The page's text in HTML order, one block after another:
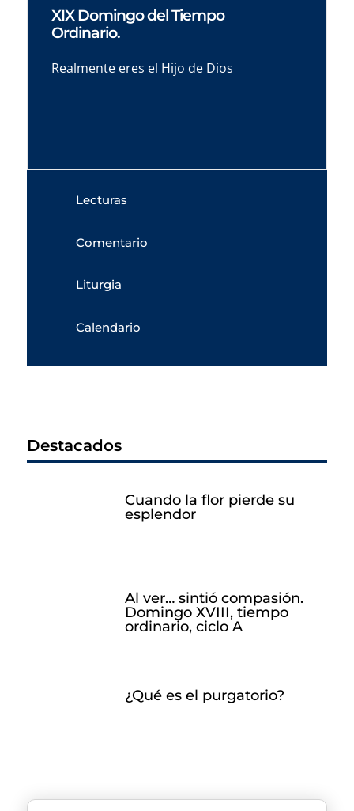
XIX Domingo del Tiempo
Ordinario.
Realmente eres el Hijo de Dios
Lecturas
Comentario
Liturgia
Calendario
Destacados
Cuando la flor pierde su
esplendor
Al ver… sintió compasión.
Domingo XVIII, tiempo
ordinario, ciclo A
¿Qué es el purgatorio?